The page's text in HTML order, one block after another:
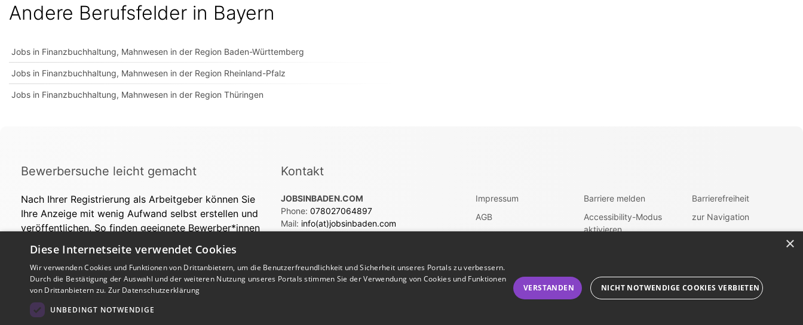
Andere Berufsfelder in Bayern
Jobs in Finanzbuchhaltung, Mahnwesen in der Region Baden-Württemberg
Jobs in Finanzbuchhaltung, Mahnwesen in der Region Rheinland-Pfalz
Jobs in Finanzbuchhaltung, Mahnwesen in der Region Thüringen
Bewerbersuche leicht gemacht
Nach Ihrer Registrierung als Arbeitgeber können Sie
Ihre Anzeige mit wenig Aufwand selbst erstellen und
veröffentlichen. So finden geeignete Bewerber*innen
Ihr Stellenangebot und Sie passende Kandidat*innen!
Kontakt
JOBSINBADEN.COM
Phone: 078027064897
Mail: info(at)jobsinbaden.com
Impressum
AGB
Barriere melden
Accessibility-Modus
aktivieren
Barrierefreiheit
zur Navigation
×
Diese Internetseite verwendet Cookies
Wir verwenden Cookies und Funktionen von Drittanbietern, um die Benutzerfreundlichkeit und Sicherheit unseres Portals zu verbessern.
Durch die Bestätigung der Auswahl und der weiteren Nutzung unseres Portals stimmen Sie der Verwendung von Cookies und Funktionen
von Drittanbietern zu. Zur Datenschutzerklärung
UNBEDINGT NOTWENDIGE
VERSTANDEN NICHT NOTWENDIGE COOKIES VERBIETEN